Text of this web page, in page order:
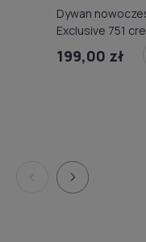
Dywan
Exclusive 751
camel
199,00 zł